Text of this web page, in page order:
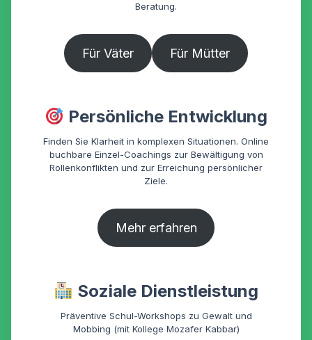
Beratung.
Für Väter Für Mütter
Persönliche Entwicklung
Finden Sie Klarheit in komplexen Situationen. Online
buchbare Einzel-Coachings zur Bewältigung von
Rollenkonflikten und zur Erreichung persönlicher
Ziele.
Mehr erfahren
Soziale Dienstleistung
Präventive Schul-Workshops zu Gewalt und
Mobbing (mit Kollege Mozafer Kabbar)